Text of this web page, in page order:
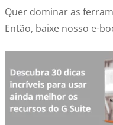
Quer dominar as
Então, baixe nosso e-